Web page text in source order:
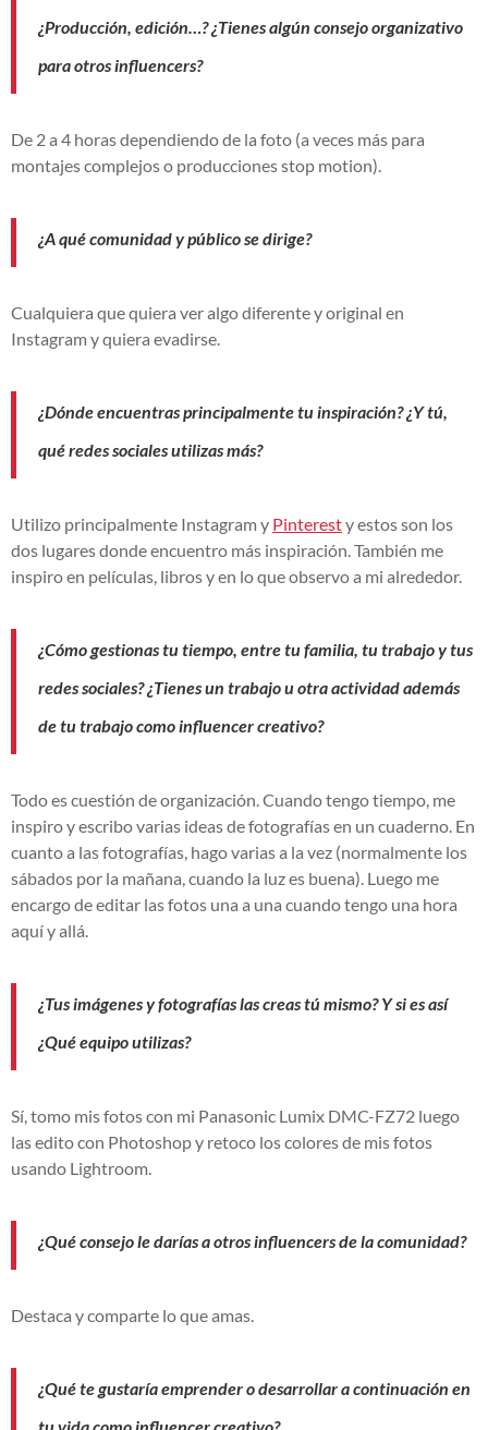
¿Producción, edición…? ¿Tienes algún consejo organizativo
para otros influencers?
De 2 a 4 horas dependiendo de la foto (a veces más para
montajes complejos o producciones stop motion).
¿A qué comunidad y público se dirige?
Cualquiera que quiera ver algo diferente y original en
Instagram y quiera evadirse.
¿Dónde encuentras principalmente tu inspiración? ¿Y tú,
qué redes sociales utilizas más?
Utilizo principalmente Instagram y Pinteresty estos son los
dos lugares donde encuentro más inspiración. También me
inspiro en películas, libros y en lo que observo a mi alrededor.
¿Cómo gestionas tu tiempo, entre tu familia, tu trabajo y tus
redes sociales? ¿Tienes un trabajo u otra actividad además
de tu trabajo como influencer creativo?
Todo es cuestión de organización. Cuando tengo tiempo, me
inspiro y escribo varias ideas de fotografías en un cuaderno. En
cuanto a las fotografías, hago varias a la vez (normalmente los
sábados por la mañana, cuando la luz es buena). Luego me
encargo de editar las fotos una a una cuando tengo una hora
aquí y allá.
¿Tus imágenes y fotografías las creas tú mismo? Y si es así
¿Qué equipo utilizas?
Sí, tomo mis fotos con mi Panasonic Lumix DMC-FZ72 luego
las edito con Photoshop y retoco los colores de mis fotos
usando Lightroom.
¿Qué consejo le darías a otros influencers de la comunidad?
Destaca y comparte lo que amas.
¿Qué te gustaría emprender o desarrollar a continuación en
tu vida como influencer creativo?